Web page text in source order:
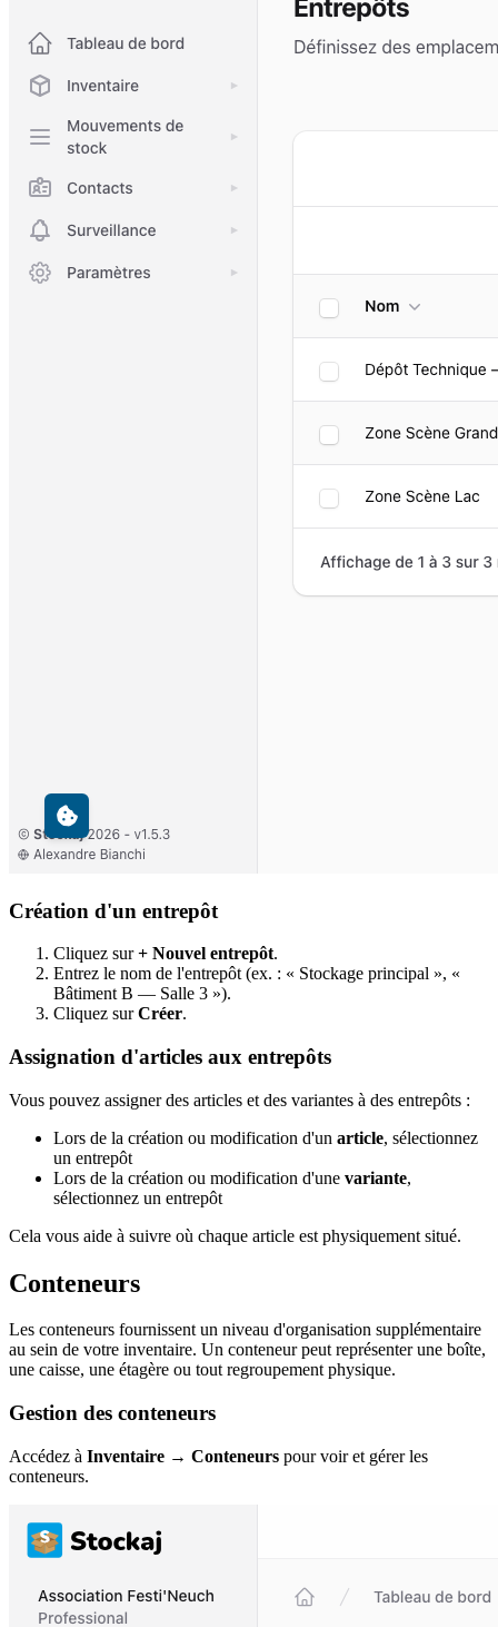
Création d'un entrepôt
Cliquez sur+ Nouvel entrepôt.
Entrez le nom de l'entrepôt (ex. : « Stockage principal », «
Bâtiment B — Salle 3 »).
Cliquez surCréer.
Assignation d'articles aux entrepôts
Vous pouvez assigner des articles et des variantes à des entrepôts :
Lors de la création ou modification d'un article, sélectionnez
un entrepôt
Lors de la création ou modification d'une variante,
sélectionnez un entrepôt
Cela vous aide à suivre où chaque article est physiquement situé.
Conteneurs
Les conteneurs fournissent un niveau d'organisation supplémentaire
au sein de votre inventaire. Un conteneur peut représenter une boîte,
une caisse, une étagère ou tout regroupement physique.
Gestion des conteneurs
Accédez à Inventaire → Conteneurs pour voir et gérer les
conteneurs.